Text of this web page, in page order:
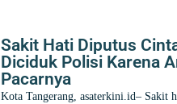
Sakit Hati Diputus
Diciduk Polisi Karena
Pacarnya
Kota Tangerang, asaterkini.id– Sakit